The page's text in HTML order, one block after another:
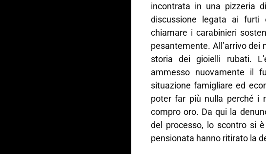
incontrata in una pizzeria
discussione legata ai
chiamare i carabinieri
pesantemente. All’arrivo
storia dei gioielli rubati.
ammesso nuovamente il
situazione famigliare ed
poter far più nulla perché i
compro oro. Da qui la
del processo, lo scontro si
pensionata hanno ritirato la